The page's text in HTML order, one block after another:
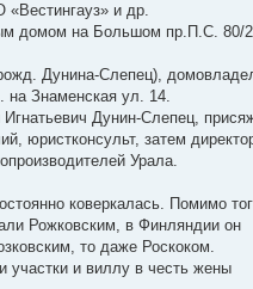
и др.
домом на Большом пр.П.С. 80/
Дунина-Слепец),
на Знаменская ул. 14.
Дунин-Слепец,
юристконсульт, затем
Урала.
коверкалась. Помимо
Рожковским, в Финляндии он
то даже Роскоком.
участки и виллу в честь жены